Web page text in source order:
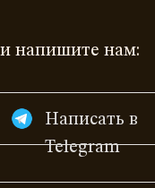
напишите нам:
Написать в
Telegram